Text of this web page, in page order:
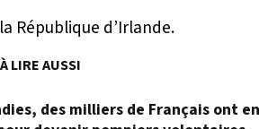
République d’Irlande.
À LIRE AUSSI
des milliers de Français ont